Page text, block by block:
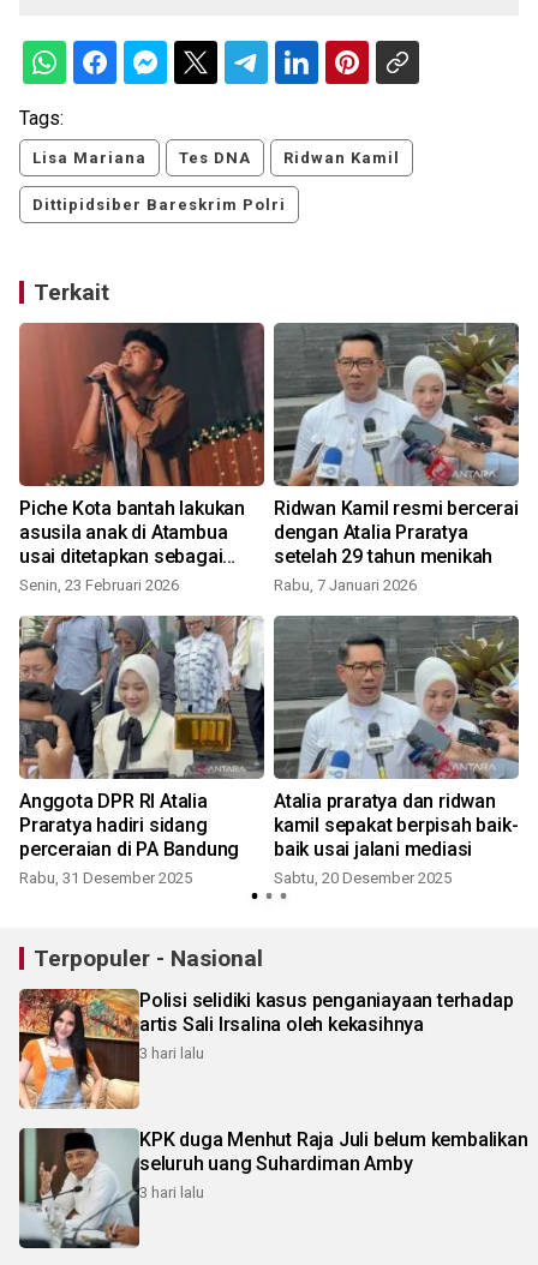
Tags:
Lisa Mariana Tes DNA Ridwan Kamil
Dittipidsiber Bareskrim Polri
Terkait
Piche Kota bantah lakukan
asusila anak di Atambua
usai ditetapkan sebagai
tersangka
Senin, 23 Februari 2026
Ridwan Kamil resmi bercerai
dengan Atalia Praratya
setelah 29 tahun menikah
Rabu, 7 Januari 2026
Anggota DPR RI Atalia
Praratya hadiri sidang
perceraian di PA Bandung
Rabu, 31 Desember 2025
Atalia praratya dan ridwan
kamil sepakat berpisah baik-
baik usai jalani mediasi
Sabtu, 20 Desember 2025
Terpopuler - Nasional
Polisi selidiki kasus penganiayaan terhadap
artis Sali Irsalina oleh kekasihnya
3 hari lalu
KPK duga Menhut Raja Juli belum kembalikan
seluruh uang Suhardiman Amby
3 hari lalu